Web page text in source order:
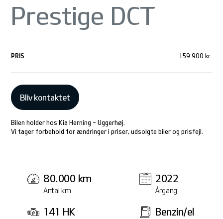
Prestige DCT
PRIS 159.900 kr.
Bliv kontaktet
Bilen holder hos Kia Herning - Uggerhøj.
Vi tager forbehold for ændringer i priser, udsolgte biler og prisfejl.
80.000 km
Antal km
2022
Årgang
141 HK Benzin/el